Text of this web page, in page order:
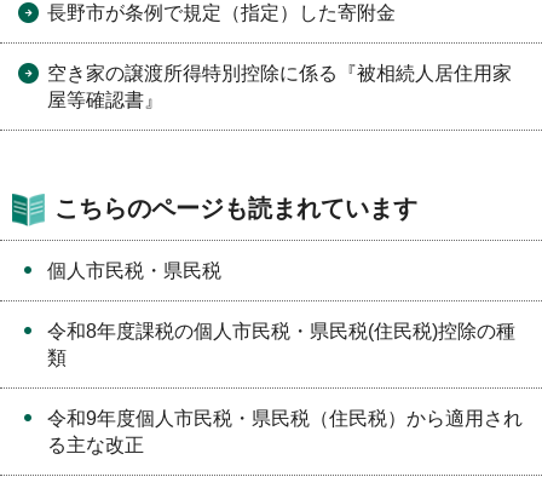
長野市が条例で規定（指定）した寄附金
空き家の譲渡所得特別控除に係る『被相続人居住用家
屋等確認書』
こちらのページも読まれています
個人市民税・県民税
令和8年度課税の個人市民税・県民税(住民税)控除の種
類
令和9年度個人市民税・県民税（住民税）から適用され
る主な改正